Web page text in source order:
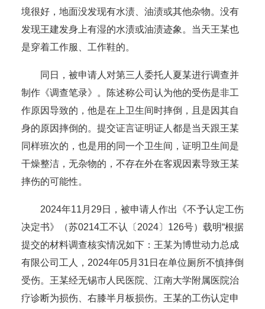
境很好，地面没发现有水渍、油渍或其他杂物。没有
发现王建发身上有湿的水渍或油渍迹象。当天王某也
是穿着工作服、工作鞋的。
同日，被申请人对第三人委托人夏某进行调查并
制作《调查笔录》。陈述称公司认为他的受伤是非工
作原因导致的，他是在上卫生间时摔倒，且是因其自
身的原因摔倒的。提交证言证明证人都是当天跟王某
同样班次的，也是用的同一个卫生间，证明卫生间是
干燥整洁，无杂物的，不存在外在客观因素导致王某
摔伤的可能性。
2024年11月29日，被申请人作出《不予认定工伤
决定书》（苏0214工不认〔2024〕126号）载明“根据
提交的材料调查核实情况如下：王某为博世动力总成
有限公司工人，2024年05月31日在单位厕所不慎摔倒
受伤。王某经无锡市人民医院、江南大学附属医院治
疗诊断为损伤、右膝半月板损伤。王某的工伤认定申